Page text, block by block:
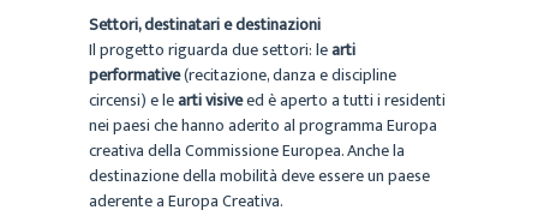
Settori, destinatari e destinazioni
Il progetto riguarda due settori: learti
performative(recitazione, danza e discipline
circensi) e learti visiveed è aperto a tutti i residenti
nei paesi che hanno aderito al programma Europa
creativa della Commissione Europea. Anche la
destinazione della mobilità deve essere un paese
aderente a Europa Creativa.